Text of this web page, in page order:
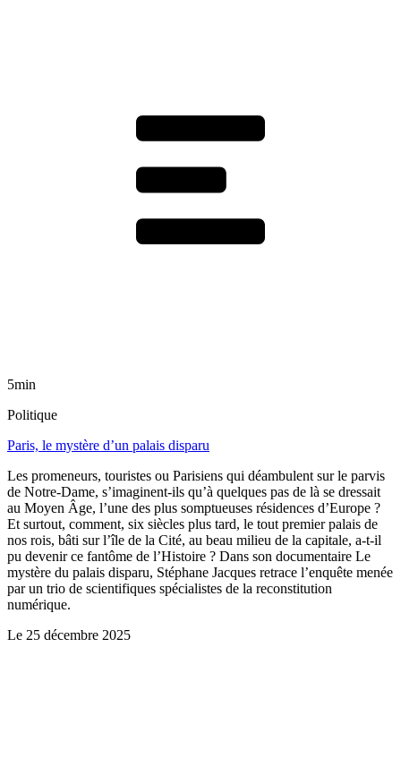
5min
Politique
Paris, le mystère d’un palais disparu
Les promeneurs, touristes ou Parisiens qui déambulent sur le parvis
de Notre-Dame, s’imaginent-ils qu’à quelques pas de là se dressait
au Moyen Âge, l’une des plus somptueuses résidences d’Europe ?
Et surtout, comment, six siècles plus tard, le tout premier palais de
nos rois, bâti sur l’île de la Cité, au beau milieu de la capitale, a-t-il
pu devenir ce fantôme de l’Histoire ? Dans son documentaire Le
mystère du palais disparu, Stéphane Jacques retrace l’enquête menée
par un trio de scientifiques spécialistes de la reconstitution
numérique.
Le 25 décembre 2025